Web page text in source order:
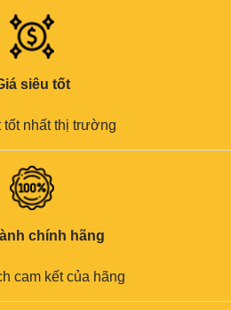
siêu tốt
tốt nhất thị trường
chính hãng
cam kết của hãng